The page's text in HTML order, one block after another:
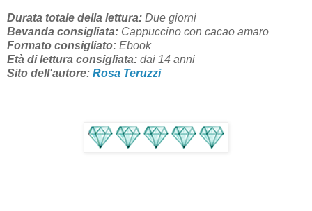
Durata totale della lettura: Due giorni
Bevanda consigliata: Cappuccino con cacao amaro
Formato consigliato: Ebook
Età di lettura consigliata: dai 14 anni
Sito dell'autore: Rosa Teruzzi